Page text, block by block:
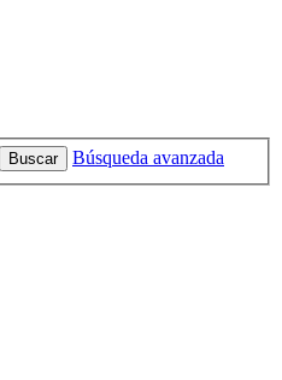
Buscar Búsqueda avanzada